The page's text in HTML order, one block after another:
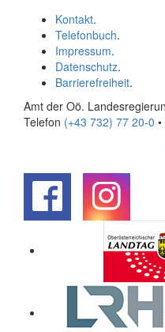
Kontakt.
Telefonbuch.
Impressum.
Datenschutz.
Barrierefreiheit.
Amt der Oö.
Telefon (+43 732) 77 20-0